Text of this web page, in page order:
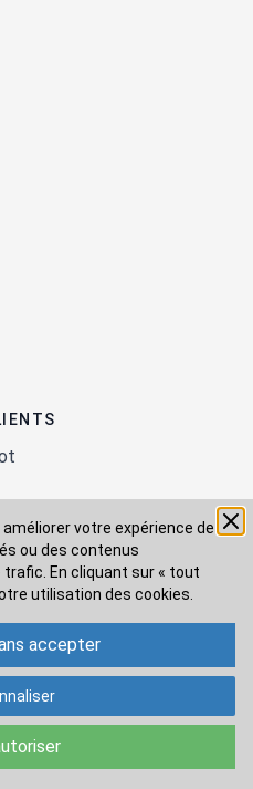
votre expérience de
ou des contenus
En cliquant sur « tout
utilisation des cookies.
accepter
paiement
livraison